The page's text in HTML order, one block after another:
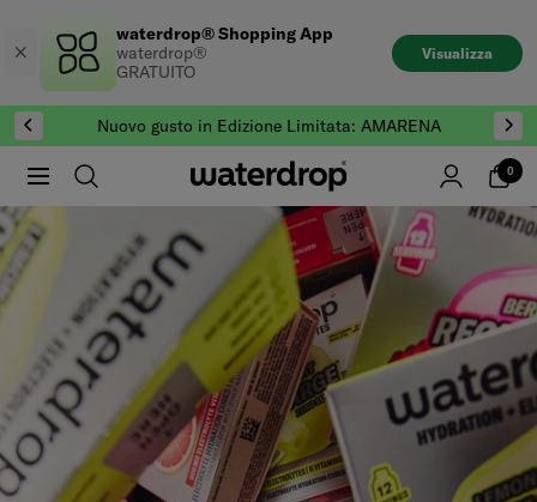
contenuto
waterdrop® Shopping App
waterdrop®
GRATUITO
Visualizza
Nuovo gusto in Edizione Limitata: AMARENA
0